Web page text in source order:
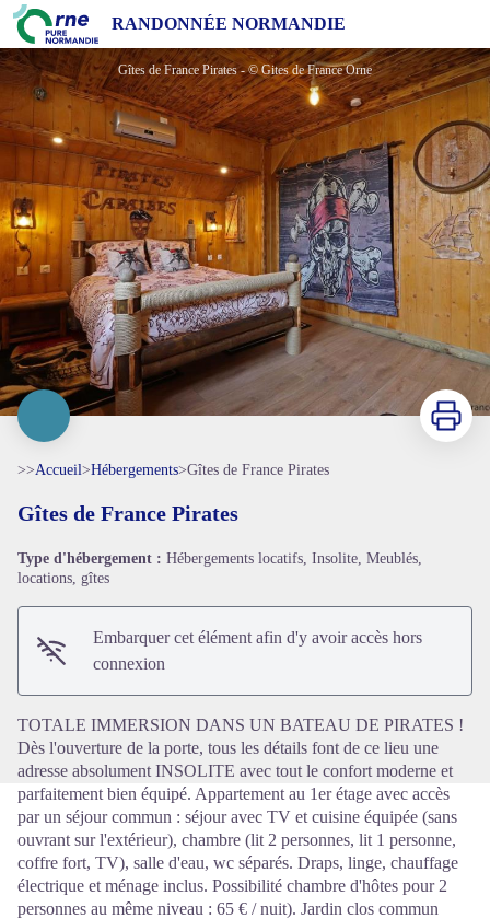
RANDONNÉE NORMANDIE
Gîtes de France Pirates
Gîtes de France Pirates - © Gites de France Orne
Voir l'image en plein écran
Imprimer
>>Accueil>Hébergements>Gîtes de France Pirates
Gîtes de France Pirates
Type d'hébergement : Hébergements locatifs, Insolite, Meublés,
locations, gîtes
Embarquer cet élément afin d'y avoir accès hors
connexion
TOTALE IMMERSION DANS UN BATEAU DE PIRATES !
Dès l'ouverture de la porte, tous les détails font de ce lieu une
adresse absolument INSOLITE avec tout le confort moderne et
parfaitement bien équipé. Appartement au 1er étage avec accès
par un séjour commun : séjour avec TV et cuisine équipée (sans
ouvrant sur l'extérieur), chambre (lit 2 personnes, lit 1 personne,
coffre fort, TV), salle d'eau, wc séparés. Draps, linge, chauffage
électrique et ménage inclus. Possibilité chambre d'hôtes pour 2
personnes au même niveau : 65 € / nuit). Jardin clos commun